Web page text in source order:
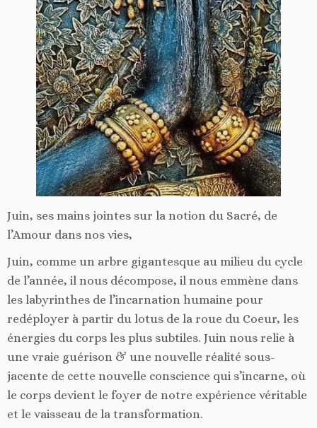
Juin, ses mains jointes sur la notion du Sacré, de
l’Amour dans nos vies,
Juin, comme un arbre gigantesque au milieu du cycle
de l’année, il nous décompose, il nous emmène dans
les labyrinthes de l’incarnation humaine pour
redéployer à partir du lotus de la roue du Coeur, les
énergies du corps les plus subtiles. Juin nous relie à
une vraie guérison & une nouvelle réalité sous-
jacente de cette nouvelle conscience qui s’incarne, où
le corps devient le foyer de notre expérience véritable
et le vaisseau de la transformation.